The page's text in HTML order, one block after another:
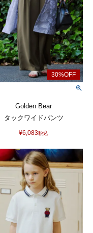
Golden Bear
タックワイドパンツ
¥6,083税込